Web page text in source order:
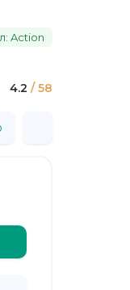
Action
4.2 / 58